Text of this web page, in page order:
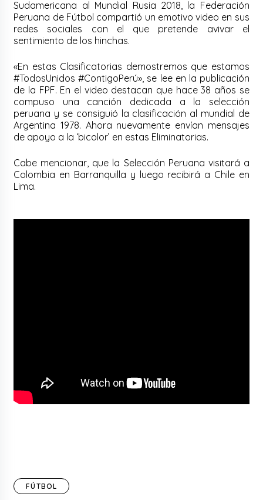
Sudamericana al Mundial Rusia 2018, la Federación
Peruana de Fútbol compartió un emotivo video en sus
redes sociales con el que pretende avivar el
sentimiento de los hinchas.
«En estas Clasificatorias demostremos que estamos
#TodosUnidos #ContigoPerú», se lee en la publicación
de la FPF. En el video destacan que hace 38 años se
compuso una canción dedicada a la selección
peruana y se consiguió la clasificación al mundial de
Argentina 1978. Ahora nuevamente envían mensajes
de apoyo a la ‘bicolor’ en estas Eliminatorias.
Cabe mencionar, que la Selección Peruana visitará a
Colombia en Barranquilla y luego recibirá a Chile en
Lima.
FÚTBOL